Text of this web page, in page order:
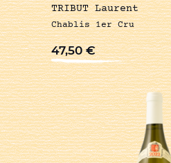
TRIBUT Laurent
Chablis 1er Cru
47,50€